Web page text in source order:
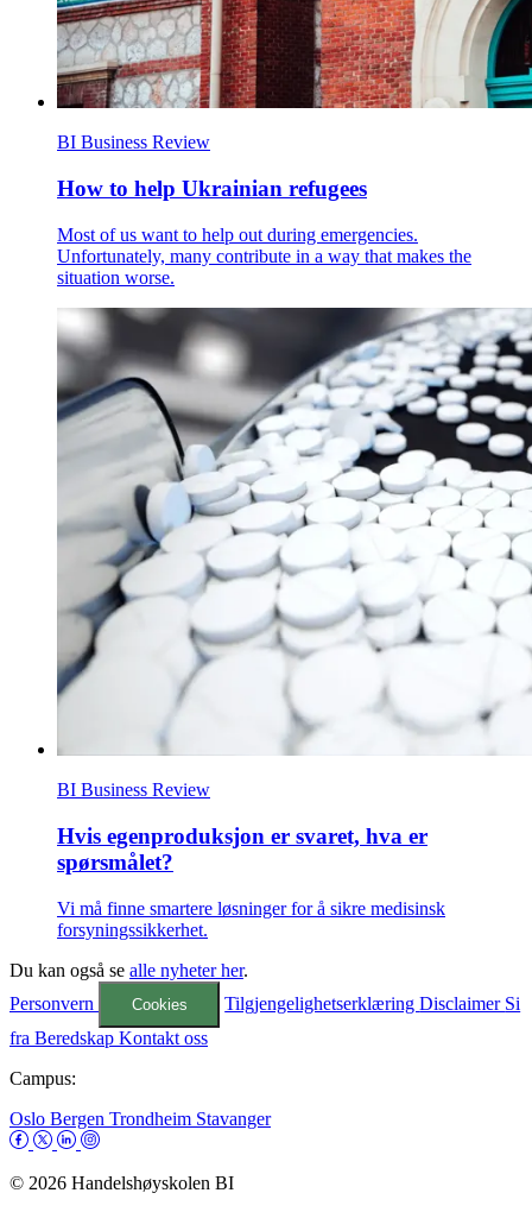
BI Business Review
How to help Ukrainian refugees
Most of us want to help out during emergencies.
Unfortunately, many contribute in a way that makes the
situation worse.
BI Business Review
Hvis egenproduksjon er svaret, hva er
spørsmålet?
Vi må finne smartere løsninger for å sikre medisinsk
forsyningssikkerhet.
Du kan også se alle nyheter her.
Personvern
Cookies TilgjengelighetserklæringDisclaimer Si
fra Beredskap Kontakt oss
Campus:
Oslo Bergen Trondheim Stavanger
© 2026 Handelshøyskolen BI